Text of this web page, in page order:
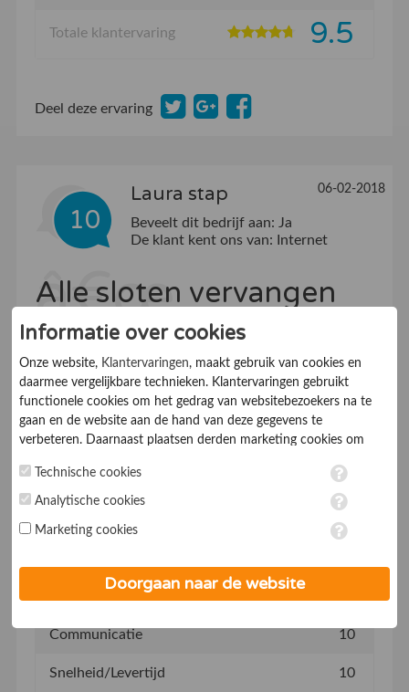
Totale klantervaring 9.5
Deel deze ervaring
10
Laura stap 06-02-2018
Beveelt dit bedrijf aan: Ja
De klant kent ons van:
Internet
Alle sloten vervangen
na inbraak
Snelle menselijke service!
Klantvriendelijkheid 9.5
Informatieverstrekking 10
Prijs 10
Bereikbaarheid
Communicatie 10
Snelheid/Levertijd 10
Informatie over cookies
Onze website, Klantervaringen, maakt gebruik van cookies en
daarmee vergelijkbare technieken. Klantervaringen gebruikt
functionele cookies om het gedrag van websitebezoekers na te
gaan en de website aan de hand van deze gegevens te
verbeteren. Daarnaast plaatsen derden marketing cookies om
marketing cookies worden persoonsgegevens verwerkt. Je geeft
toestemming voor deze verwerking wanneer je hieronder een
op ieder moment aanpassen in de
. Lees voor meer
Technische cookies
Analytische cookies
Marketing cookies
Doorgaan naar de website